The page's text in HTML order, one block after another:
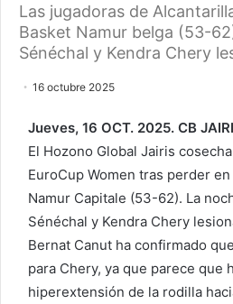
Las jugadoras de
Basket Namur belga (53-
Sénéchal y Kendra Chery
16 octubre 2025
Jueves, 16 OCT. 2025. CB
El Hozono Global Jairis
EuroCup Women tras perder
Namur Capitale (53-62). La
Sénéchal y Kendra Chery
Bernat Canut ha confirmado
para Chery, ya que parece que
hiperextensión de la rodilla